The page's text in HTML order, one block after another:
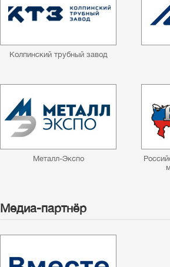
Колпинский трубный завод
Металл-Экспо
Медиа-партнёр